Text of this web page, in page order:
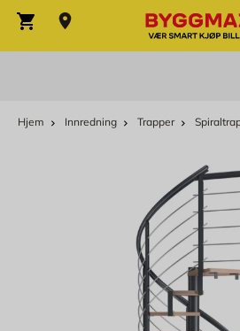
Varekurv
Hjem Innredning Trapper